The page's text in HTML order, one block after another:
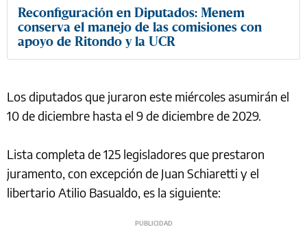
Reconfiguración en Diputados: Menem
conserva el manejo de las comisiones con
apoyo de Ritondo y la UCR
Los diputados que juraron este miércoles asumirán el
10 de diciembre hasta el 9 de diciembre de 2029.
Lista completa de 125 legisladores que prestaron
juramento, con excepción de Juan Schiaretti y el
libertario Atilio Basualdo, es la siguiente: